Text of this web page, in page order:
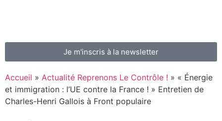
Je m'inscris à la newsletter
Accueil » Actualité Reprenons Le Contrôle ! » « Énergie
et immigration : l’UE contre la France ! » Entretien de
Charles-Henri Gallois à Front populaire